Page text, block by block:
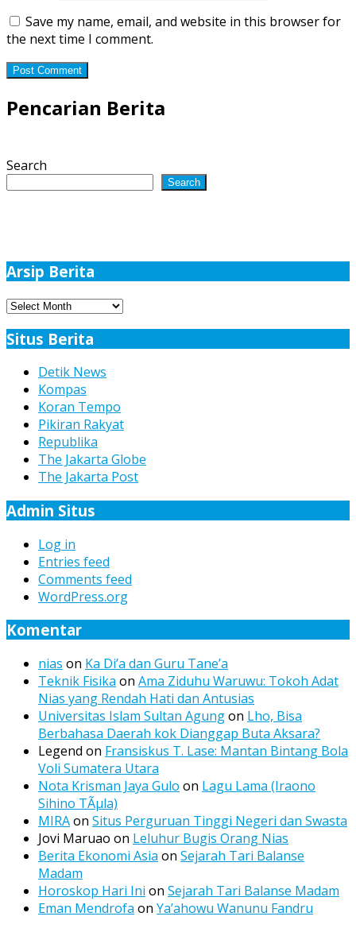
Save my name, email, and website in this browser for
the next time I comment.
Pencarian Berita
Search
Search
Arsip Berita
Arsip
Situs Berita
Detik News
Kompas
Koran Tempo
Pikiran Rakyat
Republika
The Jakarta Globe
The Jakarta Post
Admin Situs
Log in
Entries feed
Comments feed
WordPress.org
Komentar
nias on Ka Di’a dan Guru Tane’a
Teknik Fisika on Ama Ziduhu Waruwu: Tokoh Adat
Nias yang Rendah Hati dan Antusias
Universitas Islam Sultan Agungon Lho, Bisa
Berbahasa Daerah kok Dianggap Buta Aksara?
Legend on Fransiskus T. Lase: Mantan Bintang Bola
Voli Sumatera Utara
Nota Krisman Jaya Gulo on Lagu Lama (Iraono
Sihino TÃµla)
MIRAon Situs Perguruan Tinggi Negeri dan Swasta
Jovi Maruao on Leluhur Bugis Orang Nias
Berita Ekonomi Asia on Sejarah Tari Balanse
Madam
Horoskop Hari Ini on Sejarah Tari Balanse Madam
Eman Mendrofa on Ya’ahowu Wanunu Fandru